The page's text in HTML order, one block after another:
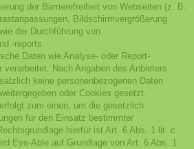
der Barrierefreiheit von Webseiten (z. B.
Bildschirmvergrößerung
der Durchführung von
-reports.
Daten wie Analyse- oder Report-
verarbeitet. Nach Angaben des Anbieters
keine personenbezogenen Daten
oder Cookies gesetzt.
zum einen, um die gesetzlich
für den Einsatz bestimmter
hierfür ist Art. 6 Abs. 1 lit. c
Eye-Able auf Grundlage von Art. 6 Abs. 1